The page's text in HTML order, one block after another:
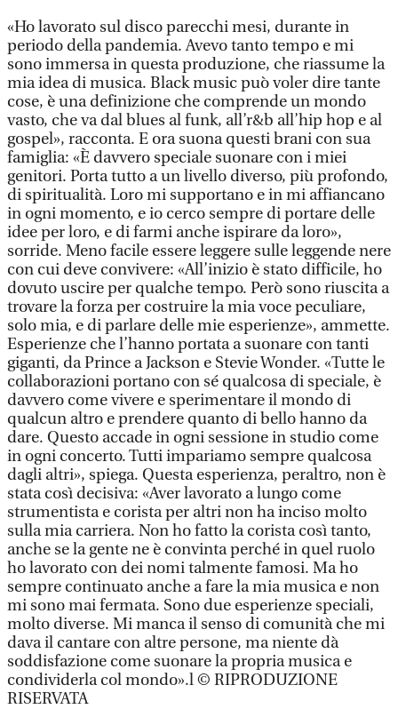
«Ho lavorato sul disco parecchi mesi, durante in
periodo della pandemia. Avevo tanto tempo e mi
sono immersa in questa produzione, che riassume la
mia idea di musica. Black music può voler dire tante
cose, è una definizione che comprende un mondo
vasto, che va dal blues al funk, all’r&b all’hip hop e al
gospel», racconta. E ora suona questi brani con sua
famiglia: «È davvero speciale suonare con i miei
genitori. Porta tutto a un livello diverso, più profondo,
di spiritualità. Loro mi supportano e in mi affiancano
in ogni momento, e io cerco sempre di portare delle
idee per loro, e di farmi anche ispirare da loro»,
sorride. Meno facile essere leggere sulle leggende nere
con cui deve convivere: «All’inizio è stato difficile, ho
dovuto uscire per qualche tempo. Però sono riuscita a
trovare la forza per costruire la mia voce peculiare,
solo mia, e di parlare delle mie esperienze», ammette.
Esperienze che l’hanno portata a suonare con tanti
giganti, da Prince a Jackson e Stevie Wonder. «Tutte le
collaborazioni portano con sé qualcosa di speciale, è
davvero come vivere e sperimentare il mondo di
qualcun altro e prendere quanto di bello hanno da
dare. Questo accade in ogni sessione in studio come
in ogni concerto. Tutti impariamo sempre qualcosa
dagli altri», spiega. Questa esperienza, peraltro, non è
stata così decisiva: «Aver lavorato a lungo come
strumentista e corista per altri non ha inciso molto
sulla mia carriera. Non ho fatto la corista così tanto,
anche se la gente ne è convinta perché in quel ruolo
ho lavorato con dei nomi talmente famosi. Ma ho
sempre continuato anche a fare la mia musica e non
mi sono mai fermata. Sono due esperienze speciali,
molto diverse. Mi manca il senso di comunità che mi
dava il cantare con altre persone, ma niente dà
soddisfazione come suonare la propria musica e
condividerla col mondo».l © RIPRODUZIONE
RISERVATA